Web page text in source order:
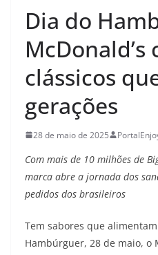
Dia do
McDonald’s
clássicos
gerações
28 de maio de 2025
Com mais de 10 milhões de
marca abre a jornada dos
pedidos dos brasileiros
Tem sabores que
Hambúrguer, 28 de maio, o